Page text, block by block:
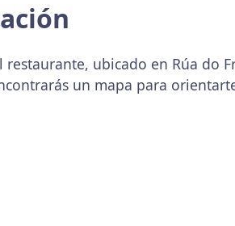
ubicado en Rúa do
un mapa para